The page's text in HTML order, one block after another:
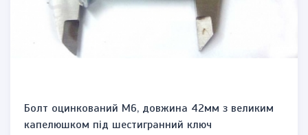
Болт оцинкований M6, довжина 42мм з великим
капелюшком під шестигранний ключ